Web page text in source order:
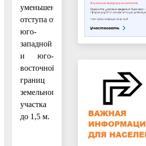
уменьшения
отступа от
юго-
западной
и юго-
восточной
границ
земельного
участка
до 1,5 м.